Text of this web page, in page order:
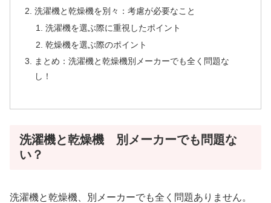
洗濯機と乾燥機を別々：考慮が必要なこと
洗濯機を選ぶ際に重視したポイント
乾燥機を選ぶ際のポイント
まとめ：洗濯機と乾燥機別メーカーでも全く問題な
し！
洗濯機と乾燥機 別メーカーでも問題な
い？
洗濯機と乾燥機、別メーカーでも全く問題ありません。